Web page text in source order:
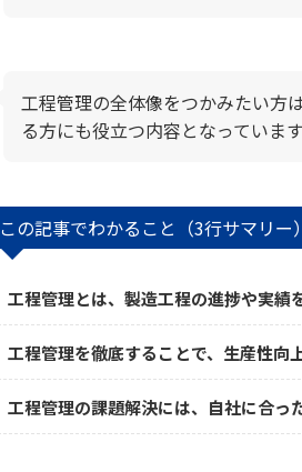
工程管理の全体像をつかみたい方
る方にも役立つ内容となっていま
この記事でわかること（3行サマリー）
工程管理とは、製造工程の進捗や実績
工程管理を徹底することで、生産性向
工程管理の課題解決には、自社に合っ